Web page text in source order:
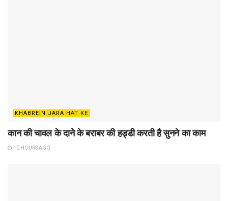
KHABREIN JARA HAT KE
कान की चावल के दाने के बराबर की हड्डी करती है सुनने का काम
10 HOURS AGO